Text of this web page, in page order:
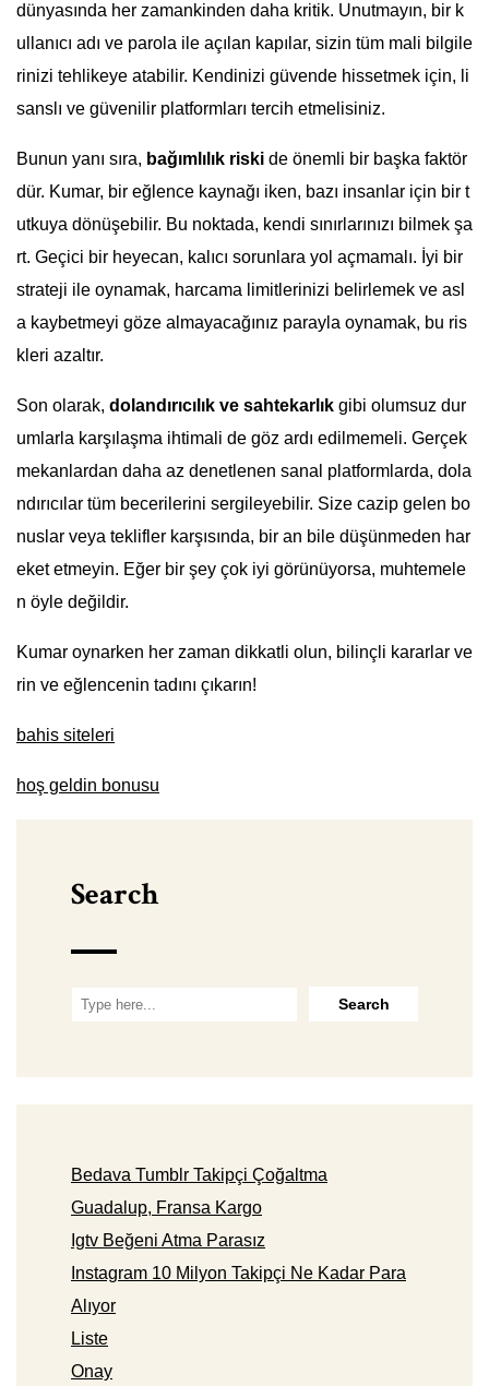
dünyasında her zamankinden daha kritik. Unutmayın, bir k
ullanıcı adı ve parola ile açılan kapılar, sizin tüm mali bilgile
rinizi tehlikeye atabilir. Kendinizi güvende hissetmek için, li
sanslı ve güvenilir platformları tercih etmelisiniz.
Bunun yanı sıra, bağımlılık riski de önemli bir başka faktör
dür. Kumar, bir eğlence kaynağı iken, bazı insanlar için bir t
utkuya dönüşebilir. Bu noktada, kendi sınırlarınızı bilmek şa
rt. Geçici bir heyecan, kalıcı sorunlara yol açmamalı. İyi bir
strateji ile oynamak, harcama limitlerinizi belirlemek ve asl
a kaybetmeyi göze almayacağınız parayla oynamak, bu ris
kleri azaltır.
Son olarak, dolandırıcılık ve sahtekarlık gibi olumsuz dur
umlarla karşılaşma ihtimali de göz ardı edilmemeli. Gerçek
mekanlardan daha az denetlenen sanal platformlarda, dola
ndırıcılar tüm becerilerini sergileyebilir. Size cazip gelen bo
nuslar veya teklifler karşısında, bir an bile düşünmeden har
eket etmeyin. Eğer bir şey çok iyi görünüyorsa, muhtemele
n öyle değildir.
Kumar oynarken her zaman dikkatli olun, bilinçli kararlar ve
rin ve eğlencenin tadını çıkarın!
bahis siteleri
hoş geldin bonusu
Search
Bedava Tumblr Takipçi Çoğaltma
Guadalup, Fransa Kargo
Igtv Beğeni Atma Parasız
Instagram 10 Milyon Takipçi Ne Kadar Para
Alıyor
Liste
Onay